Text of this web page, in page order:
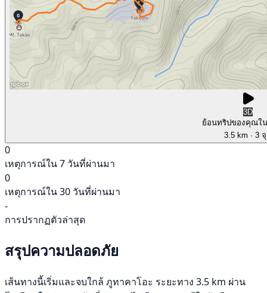
3D
ย้อนทริปของคุณใ
3.5 km · 3
0
เหตุการณ์ใน 7 วันที่ผ่านมา
0
เหตุการณ์ใน 30 วันที่ผ่านมา
-
การปรากฏตัวล่าสุด
สรุปความปลอดภัย
เส้นทางนี้เริ่มและจบใกล้ ภูทาคาโอะ ระยะทาง 3.5 km ผ่าน